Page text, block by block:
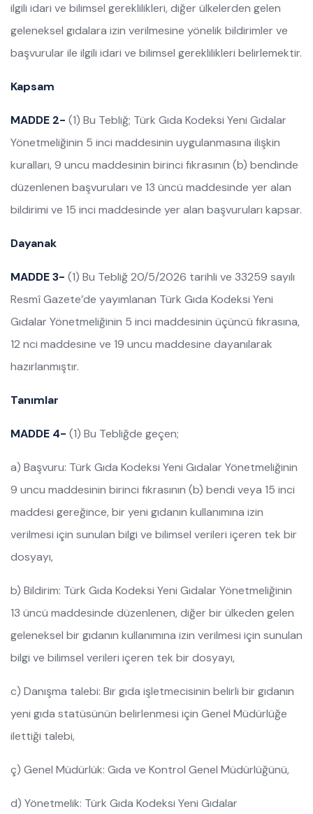
ilgili idari ve bilimsel gereklilikleri, diğer ülkelerden gelen
geleneksel gıdalara izin verilmesine yönelik bildirimler ve
başvurular ile ilgili idari ve bilimsel gereklilikleri belirlemektir.
Kapsam
MADDE 2- (1) Bu Tebliğ; Türk Gıda Kodeksi Yeni Gıdalar
Yönetmeliğinin 5 inci maddesinin uygulanmasına ilişkin
kuralları, 9 uncu maddesinin birinci fıkrasının (b) bendinde
düzenlenen başvuruları ve 13 üncü maddesinde yer alan
bildirimi ve 15 inci maddesinde yer alan başvuruları kapsar.
Dayanak
MADDE 3- (1) Bu Tebliğ 20/5/2026 tarihli ve 33259 sayılı
Resmî Gazete’de yayımlanan Türk Gıda Kodeksi Yeni
Gıdalar Yönetmeliğinin 5 inci maddesinin üçüncü fıkrasına,
12 nci maddesine ve 19 uncu maddesine dayanılarak
hazırlanmıştır.
Tanımlar
MADDE 4- (1) Bu Tebliğde geçen;
a) Başvuru: Türk Gıda Kodeksi Yeni Gıdalar Yönetmeliğinin
9 uncu maddesinin birinci fıkrasının (b) bendi veya 15 inci
maddesi gereğince, bir yeni gıdanın kullanımına izin
verilmesi için sunulan bilgi ve bilimsel verileri içeren tek bir
dosyayı,
b) Bildirim: Türk Gıda Kodeksi Yeni Gıdalar Yönetmeliğinin
13 üncü maddesinde düzenlenen, diğer bir ülkeden gelen
geleneksel bir gıdanın kullanımına izin verilmesi için sunulan
bilgi ve bilimsel verileri içeren tek bir dosyayı,
c) Danışma talebi: Bir gıda işletmecisinin belirli bir gıdanın
yeni gıda statüsünün belirlenmesi için Genel Müdürlüğe
ilettiği talebi,
ç) Genel Müdürlük: Gıda ve Kontrol Genel Müdürlüğünü,
d) Yönetmelik: Türk Gıda Kodeksi Yeni Gıdalar